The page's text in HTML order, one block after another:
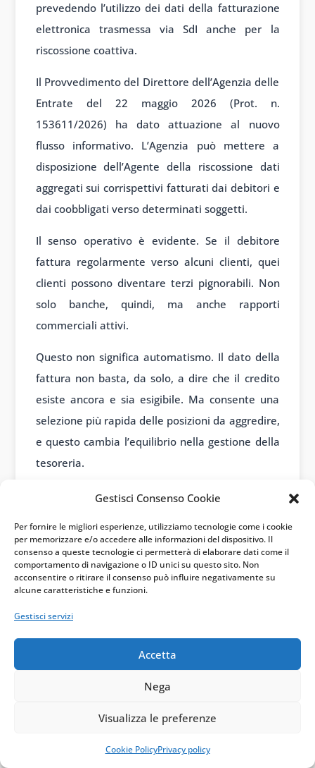
Gestisci Consenso Cookie
Per fornire le migliori esperienze, utilizziamo tecnologie come i cookie
per memorizzare e/o accedere alle informazioni del dispositivo. Il
consenso a queste tecnologie ci permetterà di elaborare dati come il
comportamento di navigazione o ID unici su questo sito. Non
acconsentire o ritirare il consenso può influire negativamente su
alcune caratteristiche e funzioni.
Gestisci servizi
Accetta
Nega
Visualizza le preferenze
Cookie PolicyPrivacy policy
prevedendo l’utilizzo dei dati della fatturazione
elettronica trasmessa via SdI anche per la
riscossione coattiva.
Il Provvedimento del Direttore dell’Agenzia delle
Entrate del 22 maggio 2026 (Prot. n.
153611/2026) ha dato attuazione al nuovo
flusso informativo. L’Agenzia può mettere a
disposizione dell’Agente della riscossione dati
aggregati sui corrispettivi fatturati dai debitori e
dai coobbligati verso determinati soggetti.
Il senso operativo è evidente. Se il debitore
fattura regolarmente verso alcuni clienti, quei
clienti possono diventare terzi pignorabili. Non
solo banche, quindi, ma anche rapporti
commerciali attivi.
Questo non significa automatismo. Il dato della
fattura non basta, da solo, a dire che il credito
esiste ancora e sia esigibile. Ma consente una
selezione più rapida delle posizioni da aggredire,
e questo cambia l’equilibrio nella gestione della
tesoreria.
La difesa passa dalla
Il punto debole di molti contribuenti è la
gestione passiva dei debiti iscritti a ruolo. Si
attende la notifica più pesante. Poi si tenta di
Agenzia delle Entrate-Riscossione evita questa
avvisi, intimazioni e carichi definibili prima che
parta la procedura esecutiva.
Per imprese e professionisti la verifica dovrebbe